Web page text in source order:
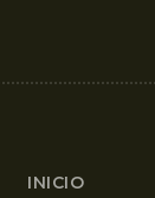
INICIO